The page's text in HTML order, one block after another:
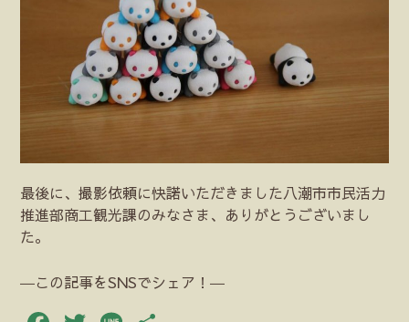
最後に、撮影依頼に快諾いただきました八潮市市民活力
推進部商工観光課のみなさま、ありがとうございまし
た。
―この記事をSNSでシェア！―